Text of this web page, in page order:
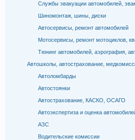
Службы эвакуации автомобилей,
Шиномонтаж, шины, диски
Автосервисы, ремонт автомобилей
Мотосервисы, ремонт мотоциклов,
Тюнинг автомобилей, аэрография,
Автошколы, автострахование,
Автоломбарды
Автостоянки
Автострахование, КАСКО, ОСАГО
Автоэкспертиза и оценка
АЗС
Водительские комиссии